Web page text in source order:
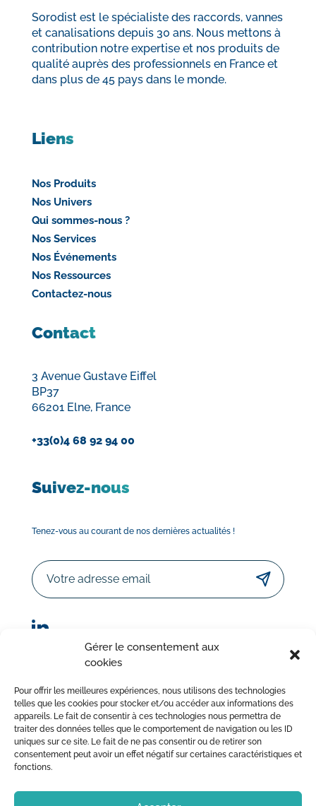
Gérer le consentement aux
cookies
Pour offrir les meilleures expériences, nous utilisons des technologies
telles que les cookies pour stocker et/ou accéder aux informations des
appareils. Le fait de consentir à ces technologies nous permettra de
traiter des données telles que le comportement de navigation ou les ID
uniques sur ce site. Le fait de ne pas consentir ou de retirer son
consentement peut avoir un effet négatif sur certaines caractéristiques et
fonctions.
Sorodist est le spécialiste des raccords, vannes
et canalisations depuis 30 ans. Nous mettons à
contribution notre expertise et nos produits de
qualité auprès des professionnels en France et
dans plus de 45 pays dans le monde.
Liens
Nos Produits
Nos Univers
Qui sommes-nous ?
Nos Services
Nos Événements
Nos Ressources
Contactez-nous
Contact
3 Avenue Gustave Eiffel
BP37
66201 Elne, France
+33(0)4 68 92 94 00
Suivez-nous
Tenez-vous au courant de nos dernières actualités !
Email
© Sorodist 2023 – Tous droits réservés | Réalisation :
AttrapTemps|Mentions légales|Politique de confidentialité
|Conditions Générales de Vente